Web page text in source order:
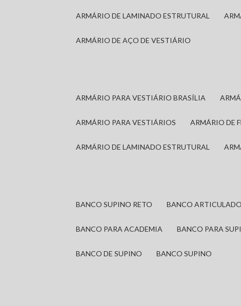
ARMÁRIO DE LAMINADO ESTRUTURAL
ARMÁRIO DE AÇO DE VESTIÁRIO
ARMÁRIO PARA VESTIÁRIO BRASÍLIA
ARMÁRIO PARA VESTIÁRIOS ARMÁRIO DE
ARMÁRIO DE LAMINADO ESTRUTURAL
BANCO SUPINO RETO BANCO
BANCO PARA ACADEMIA BANCO PARA
BANCO DE SUPINO BANCO SUPINO